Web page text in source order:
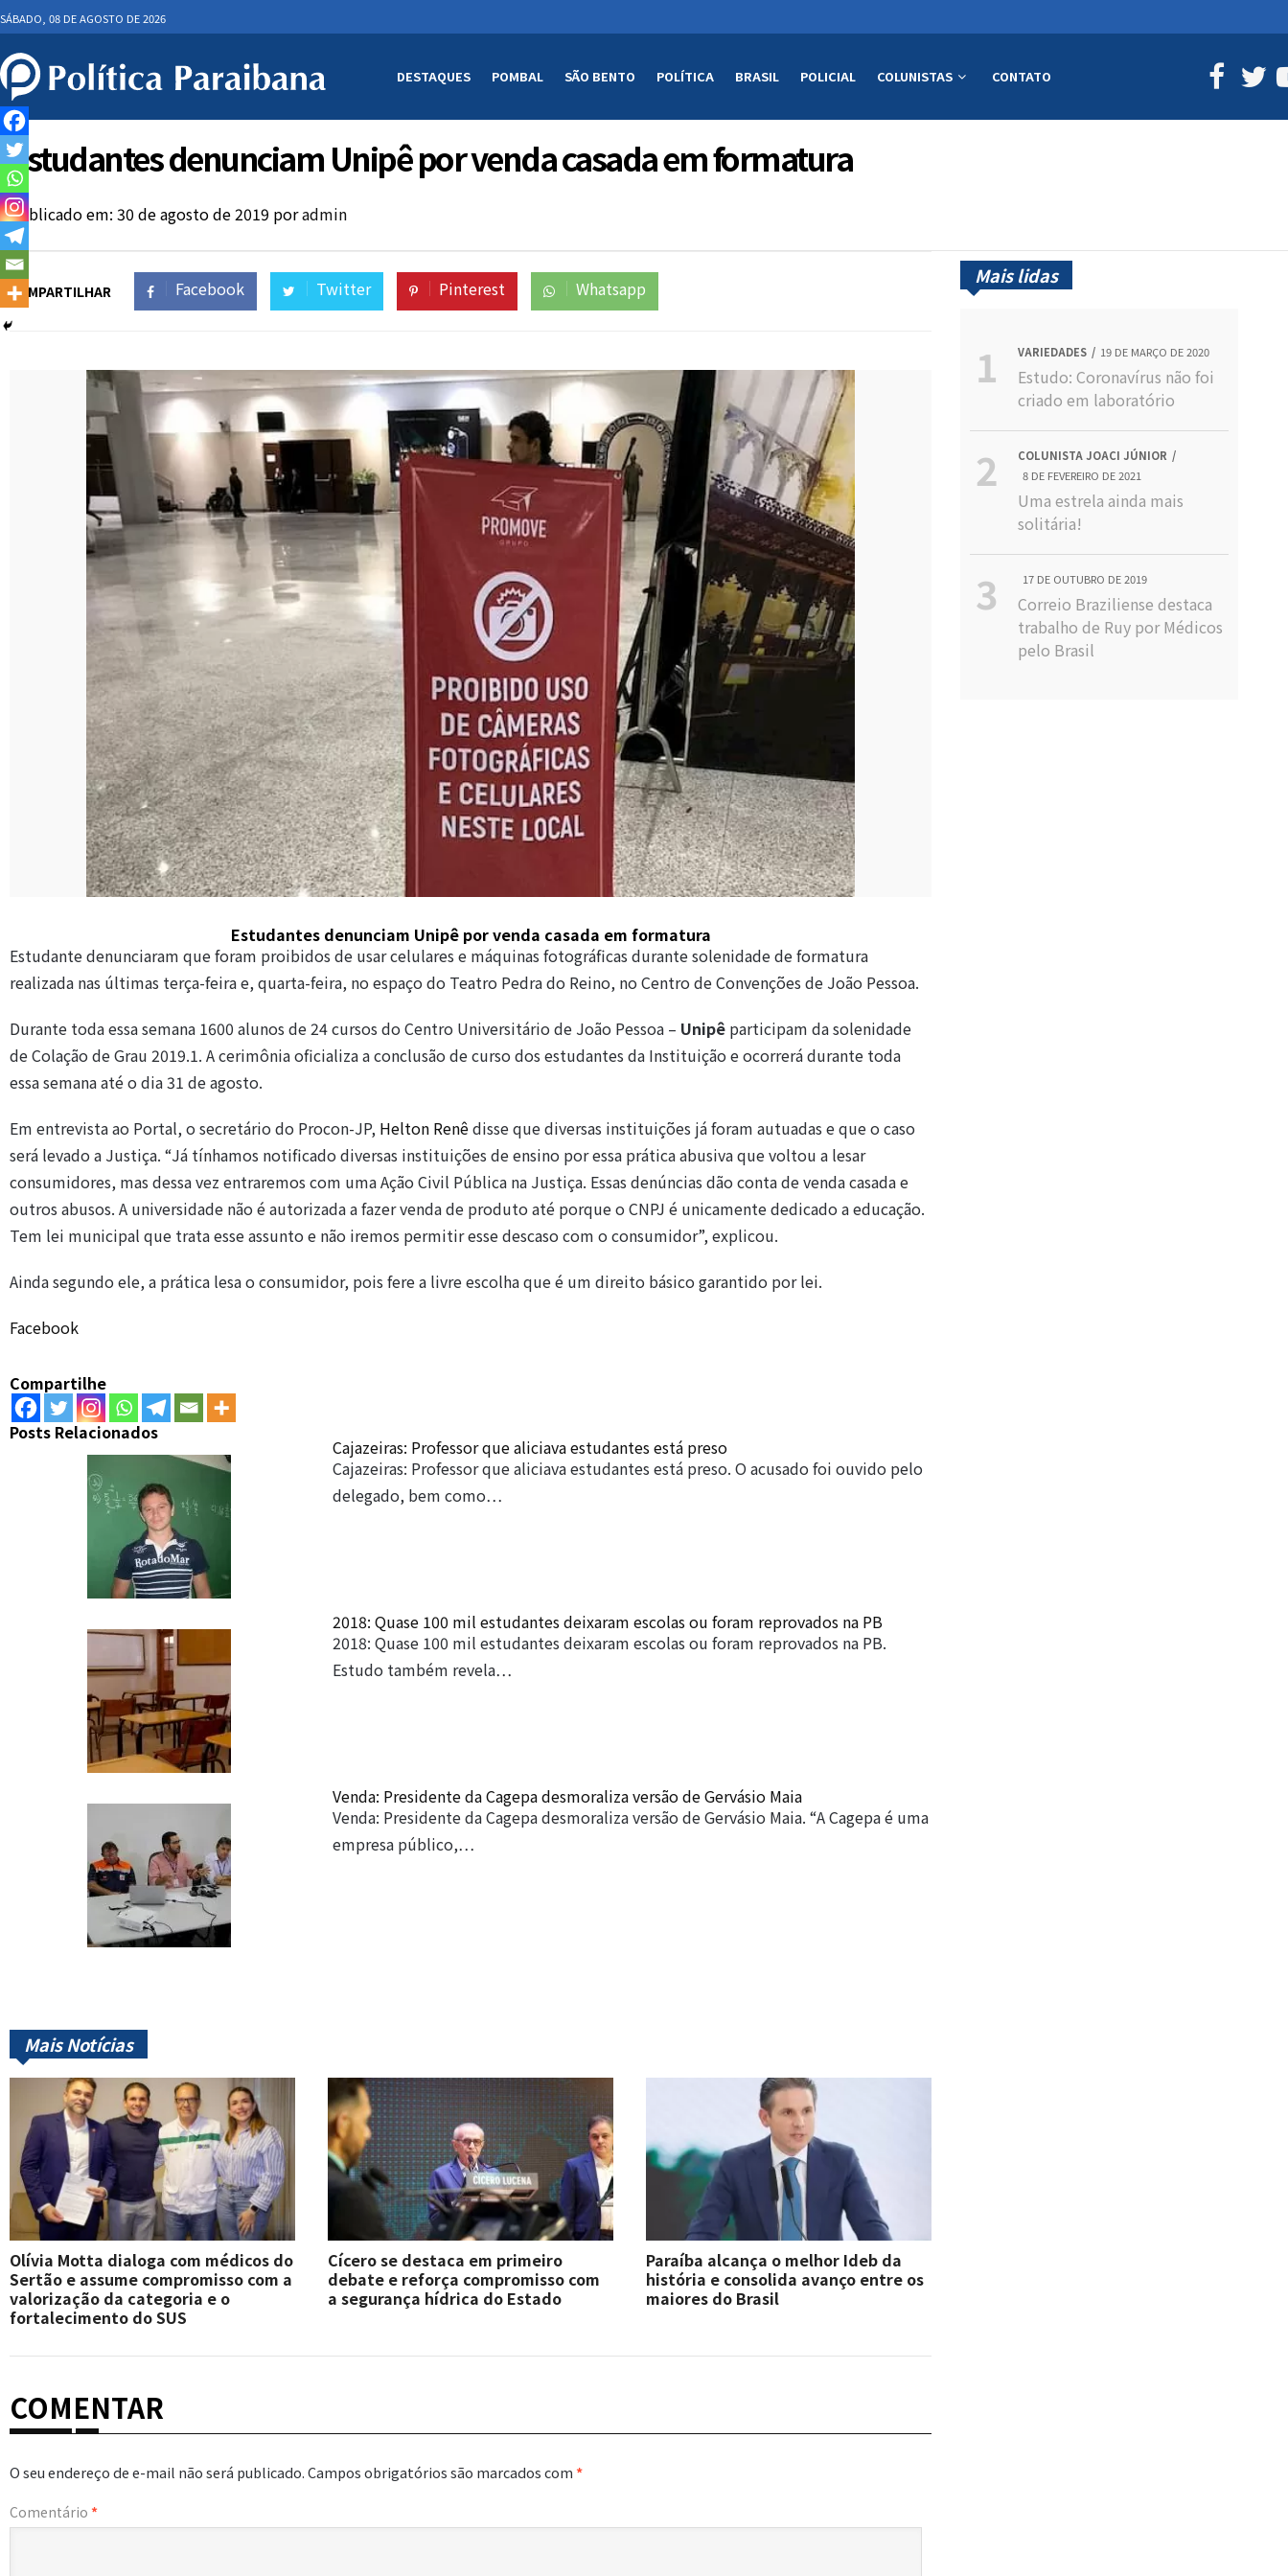
SÁBADO, 08 DE AGOSTO DE 2026
DESTAQUES POMBAL SÃO BENTO POLÍTICA BRASIL POLICIAL COLUNISTAS CONTATO
Estudantes denunciam Unipê por venda casada em formatura
Publicado em: 30 de agosto de 2019 poradmin
COMPARTILHAR Facebook Twitter Pinterest Whatsapp
Estudantes denunciam Unipê por venda casada em formatura
Estudante denunciaram que foram proibidos de usar celulares e máquinas fotográficas durante solenidade de formatura
realizada nas últimas terça-feira e, quarta-feira, no espaço do Teatro Pedra do Reino, no Centro de Convenções de João Pessoa.
Durante toda essa semana 1600 alunos de 24 cursos do Centro Universitário de João Pessoa – Unipê participam da solenidade
de Colação de Grau 2019.1. A cerimônia oficializa a conclusão de curso dos estudantes da Instituição e ocorrerá durante toda
essa semana até o dia 31 de agosto.
Em entrevista ao Portal, o secretário do Procon-JP, Helton Renêdisse que diversas instituições já foram autuadas e que o caso
será levado a Justiça. “Já tínhamos notificado diversas instituições de ensino por essa prática abusiva que voltou a lesar
consumidores, mas dessa vez entraremos com uma Ação Civil Pública na Justiça. Essas denúncias dão conta de venda casada e
outros abusos. A universidade não é autorizada a fazer venda de produto até porque o CNPJ é unicamente dedicado a educação.
Tem lei municipal que trata esse assunto e não iremos permitir esse descaso com o consumidor”, explicou.
Ainda segundo ele, a prática lesa o consumidor, pois fere a livre escolha que é um direito básico garantido por lei.
Facebook
Compartilhe
Posts Relacionados
Cajazeiras: Professor que aliciava estudantes está preso
Cajazeiras: Professor que aliciava estudantes está preso. O acusado foi ouvido pelo
delegado, bem como…
2018: Quase 100 mil estudantes deixaram escolas ou foram reprovados na PB
2018: Quase 100 mil estudantes deixaram escolas ou foram reprovados na PB.
Estudo também revela…
Venda: Presidente da Cagepa desmoraliza versão de Gervásio Maia
Venda: Presidente da Cagepa desmoraliza versão de Gervásio Maia. “A Cagepa é uma
empresa público,…
Mais Notícias
Olívia Motta dialoga com médicos do
Sertão e assume compromisso com a
valorização da categoria e o
fortalecimento do SUS
Cícero se destaca em primeiro
debate e reforça compromisso com
a segurança hídrica do Estado
Paraíba alcança o melhor Ideb da
história e consolida avanço entre os
maiores do Brasil
COMENTAR
O seu endereço de e-mail não será publicado.Campos obrigatórios são marcados com*
Comentário *
Mais lidas
VARIEDADES 19 DE MARÇO DE 2020
Estudo: Coronavírus não foi
criado em laboratório
COLUNISTA JOACI JÚNIOR
8 DE FEVEREIRO DE 2021
Uma estrela ainda mais
solitária!
17 DE OUTUBRO DE 2019
Correio Braziliense destaca
trabalho de Ruy por Médicos
pelo Brasil